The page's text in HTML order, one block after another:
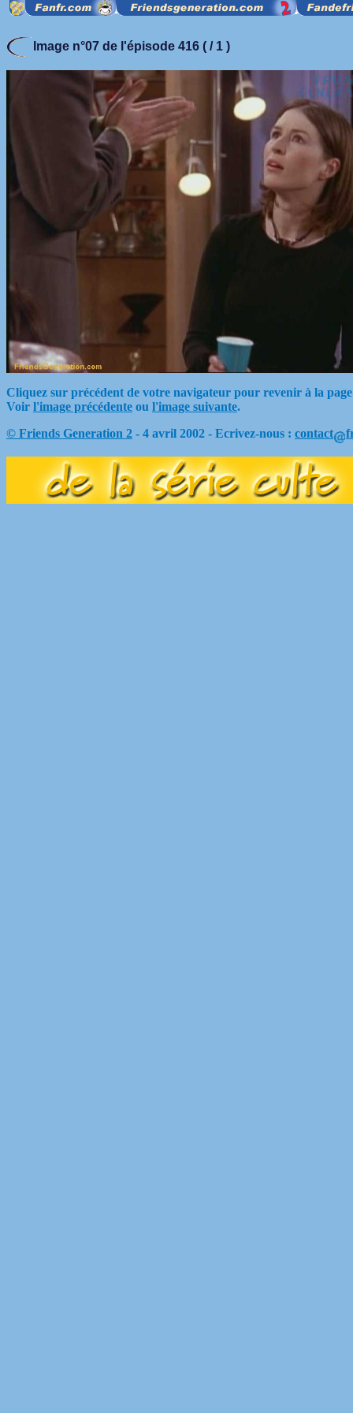
Image n°07 de l'épisode 416 ( / 1 )
Cliquez sur précédent de votre navigateur pour revenir à la
Voir l'image précédente ou l'image suivante.
© Friends Generation 2 - 4 avril 2002 - Ecrivez-nous : contact